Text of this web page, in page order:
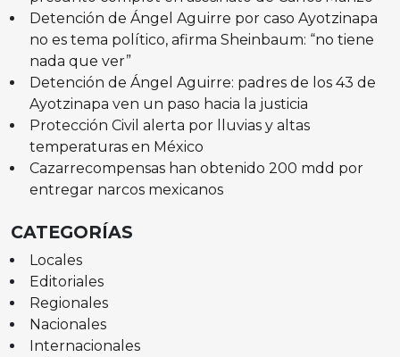
Detención de Ángel Aguirre por caso Ayotzinapa
no es tema político, afirma Sheinbaum: “no tiene
nada que ver”
Detención de Ángel Aguirre: padres de los 43 de
Ayotzinapa ven un paso hacia la justicia
Protección Civil alerta por lluvias y altas
temperaturas en México
Cazarrecompensas han obtenido 200 mdd por
entregar narcos mexicanos
CATEGORÍAS
Locales
Editoriales
Regionales
Nacionales
Internacionales